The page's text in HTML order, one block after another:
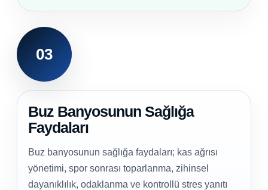
03
Buz Banyosunun Sağlığa
Faydaları
Buz banyosunun sağlığa faydaları; kas ağrısı
yönetimi, spor sonrası toparlanma, zihinsel
dayanıklılık, odaklanma ve kontrollü stres yanıtı